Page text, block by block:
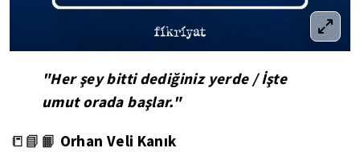
"Her şey bitti dediğiniz yerde / İşte
umut orada başlar."
📒📘📙 Orhan Veli Kanık